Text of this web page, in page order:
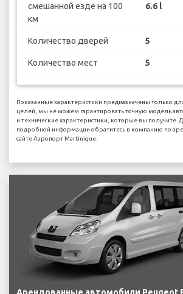
смешанной езде на 100
км
6.6 l
Количество дверей 5
Количество мест 5
Показанные характеристики предназначены только
целей, мы не можем гарантировать точную модель
и технические характеристики, которые вы получите.
подробной информации обратитесь в компанию по
сайте Аэропорт Martinique.